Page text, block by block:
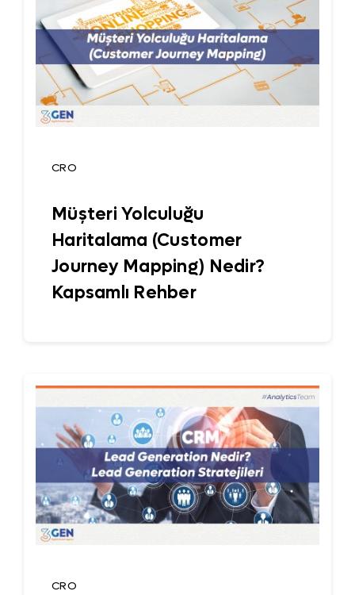
CRO
Müşteri Yolculuğu
Haritalama (Customer
Journey Mapping) Nedir?
Kapsamlı Rehber
CRO